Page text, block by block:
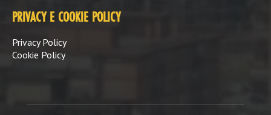
PRIVACY E COOKIE POLICY
Privacy Policy
Cookie Policy